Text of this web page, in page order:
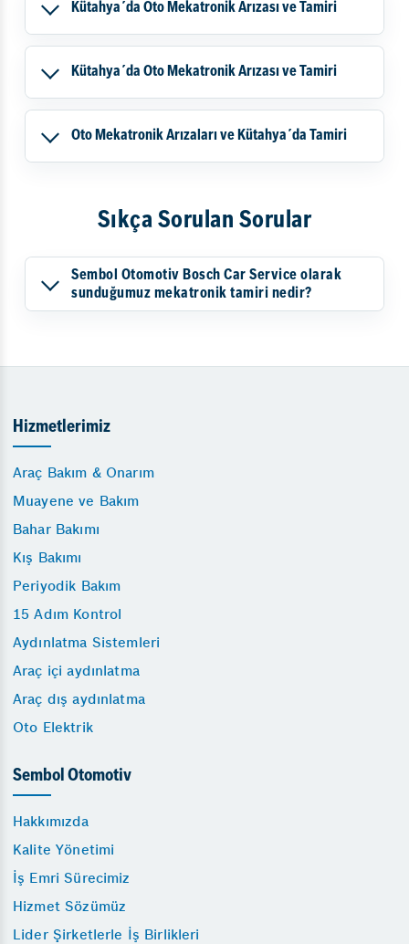
Kütahya´da Oto Mekatronik Arızası ve Tamiri
Kütahya´da Oto Mekatronik Arızası ve Tamiri
Oto Mekatronik Arızaları ve Kütahya´da Tamiri
Sıkça Sorulan Sorular
Sembol Otomotiv Bosch Car Service olarak
sunduğumuz mekatronik tamiri nedir?
Hizmetlerimiz
Araç Bakım & Onarım
Muayene ve Bakım
Bahar Bakımı
Kış Bakımı
Periyodik Bakım
15 Adım Kontrol
Aydınlatma Sistemleri
Araç içi aydınlatma
Araç dış aydınlatma
Oto Elektrik
Sembol Otomotiv
Hakkımızda
Kalite Yönetimi
İş Emri Sürecimiz
Hizmet Sözümüz
Lider Şirketlerle İş Birlikleri